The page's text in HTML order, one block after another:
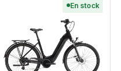
En stock